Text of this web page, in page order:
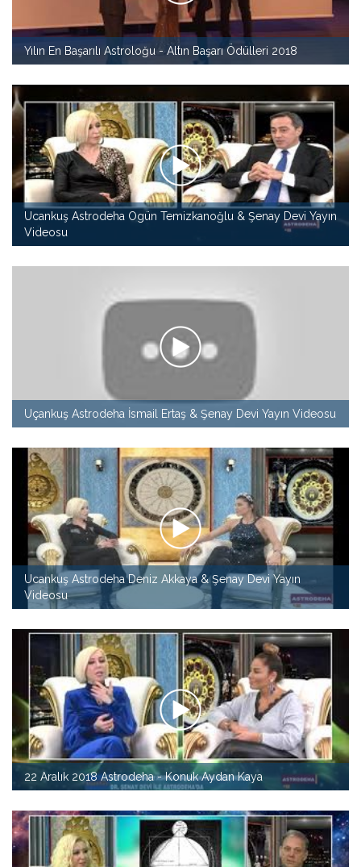
Yılın En Başarılı Astroloğu - Altın Başarı Ödülleri 2018
Ucankuş Astrodeha Ogün Temizkanoğlu & Şenay Devi Yayın
Videosu
Uçankuş Astrodeha İsmail Ertaş & Şenay Devi Yayın Videosu
Ucankuş Astrodeha Deniz Akkaya & Şenay Devi Yayın
Videosu
22 Aralık 2018 Astrodeha - Konuk Aydan Kaya